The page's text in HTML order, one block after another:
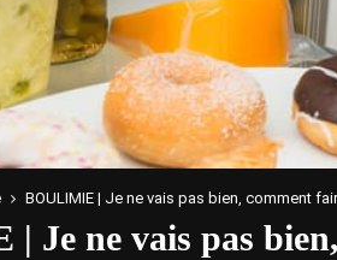
BOULIMIE | Je ne vais pas bien, comment
Je ne vais pas